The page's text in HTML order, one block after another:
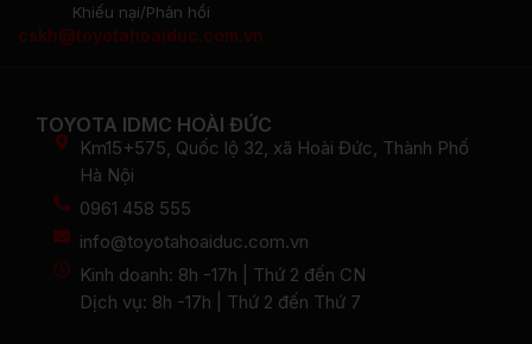
Khiếu nại/Phản hồi
cskh@toyotahoaiduc.com.vn
TOYOTA IDMC HOÀI ĐỨC
Km15+575, Quốc lộ 32, xã Hoài Đức, Thành Phố
Hà Nội
0961 458 555
info@toyotahoaiduc.com.vn
Kinh doanh: 8h -17h | Thứ 2 đến CN
Dịch vụ: 8h -17h | Thứ 2 đến Thứ 7